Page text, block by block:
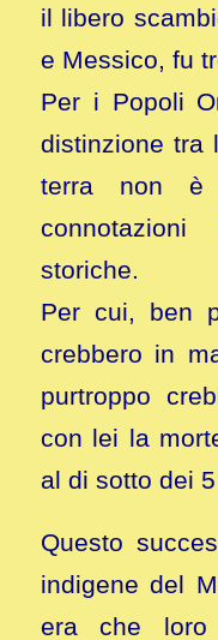
il libero
e Messico, fu
Per i Popoli
distinzione tra
terra non è
storiche.
Per cui, ben
crebbero in
purtroppo
con lei la
al di sotto dei
Questo
indigene del
era che